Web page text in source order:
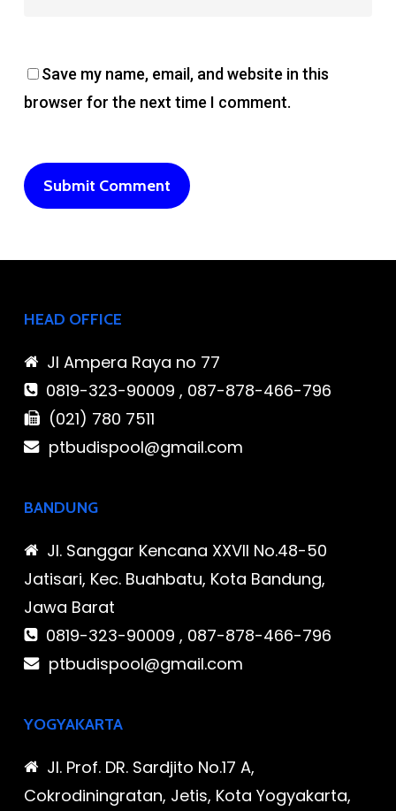
Save my name, email, and website in this
browser for the next time I comment.
HEAD OFFICE
Jl Ampera Raya no 77
0819-323-90009 , 087-878-466-796
(021) 780 7511
ptbudispool@gmail.com
BANDUNG
Jl. Sanggar Kencana XXVII No.48-50
Jatisari, Kec. Buahbatu, Kota Bandung,
Jawa Barat
0819-323-90009 , 087-878-466-796
ptbudispool@gmail.com
YOGYAKARTA
Jl. Prof. DR. Sardjito No.17 A,
Cokrodiningratan, Jetis, Kota Yogyakarta,